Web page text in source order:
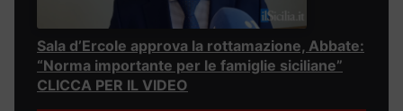
Sala d’Ercole approva la rottamazione, Abbate:
“Norma importante per le famiglie siciliane”
CLICCA PER IL VIDEO